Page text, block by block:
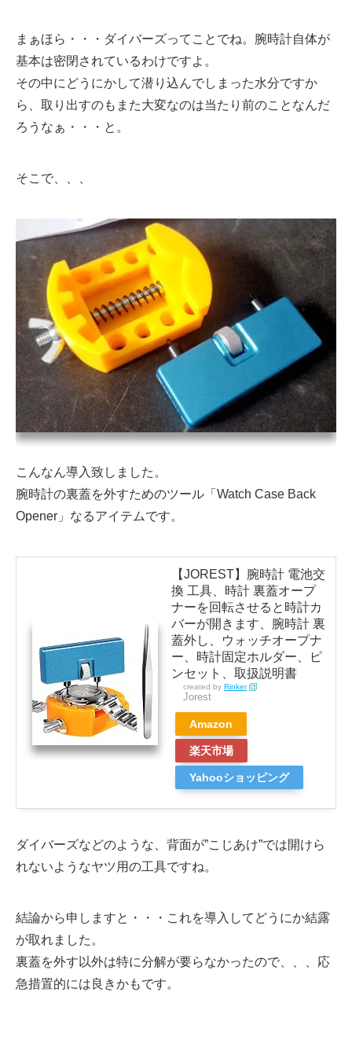
まぁほら・・・ダイバーズってことでね。腕時計自体が
基本は密閉されているわけですよ。
その中にどうにかして潜り込んでしまった水分ですか
ら、取り出すのもまた大変なのは当たり前のことなんだ
ろうなぁ・・・と。
そこで、、、
こんなん導入致しました。
腕時計の裏蓋を外すためのツール「Watch Case Back
Opener」なるアイテムです。
【JOREST】腕時計 電池交
換 工具、時計 裏蓋オープ
ナーを回転させると時計カ
バーが開きます、腕時計 裏
蓋外し、ウォッチオープナ
ー、時計固定ホルダー、ピ
ンセット、取扱説明書
created by Rinker
Jorest
Amazon
楽天市場
Yahooショッピング
ダイバーズなどのような、背面が”こじあけ”では開けら
れないようなヤツ用の工具ですね。
結論から申しますと・・・これを導入してどうにか結露
が取れました。
裏蓋を外す以外は特に分解が要らなかったので、、、応
急措置的には良きかもです。